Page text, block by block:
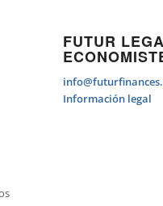
FUTUR
Información legal